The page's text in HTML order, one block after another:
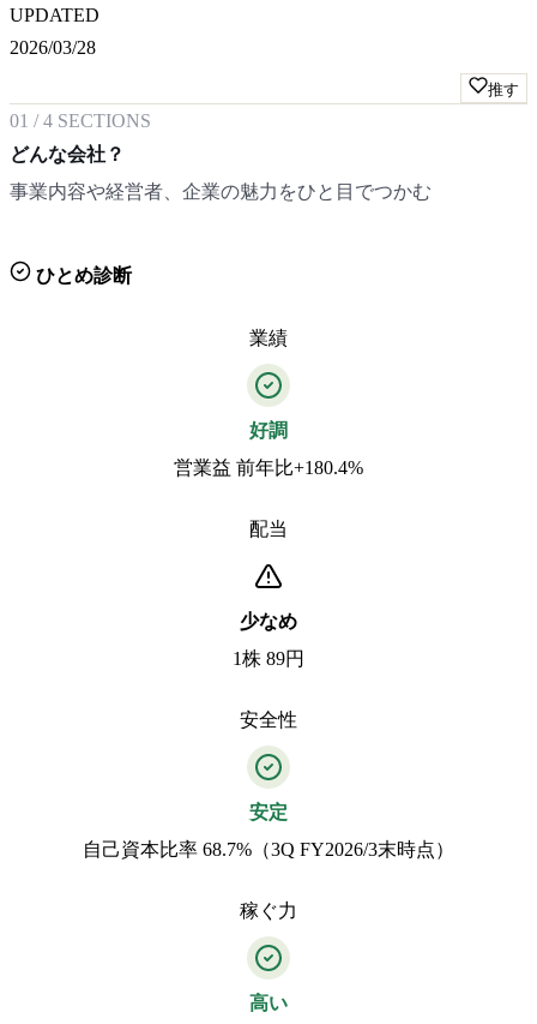
UPDATED
2026/03/28
推す
01 /4 SECTIONS
どんな会社？
事業内容や経営者、企業の魅力をひと目でつかむ
ひとめ診断
業績
好調
営業益 前年比+180.4%
配当
少なめ
1株 89円
安全性
安定
自己資本比率 68.7%（3Q FY2026/3末時点）
稼ぐ力
高い